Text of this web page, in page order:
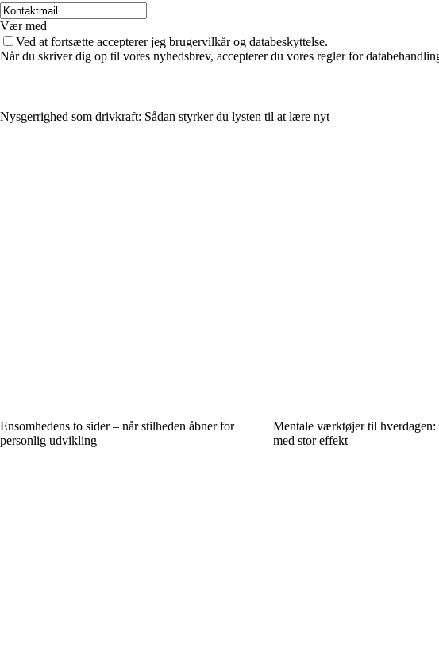
Vær med
Ved at fortsætte accepterer jeg brugervilkår og databeskyttelse.
Når du skriver dig op til vores nyhedsbrev, accepterer du vores regler for
Nysgerrighed som drivkraft: Sådan styrker du lysten til at lære nyt
Ensomhedens to sider – når stilheden åbner for
personlig udvikling
Mentale værktøjer til
med stor effekt